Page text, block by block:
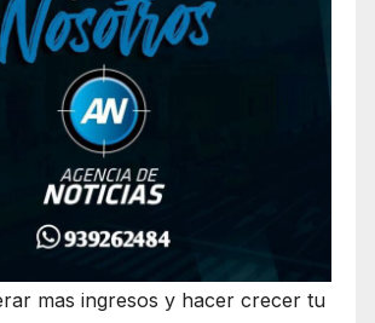
mas ingresos y hacer crecer tu